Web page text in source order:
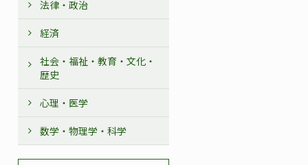
法律・政治
経済
社会・福祉・教育・文化・
歴史
心理・医学
数学・物理学・科学